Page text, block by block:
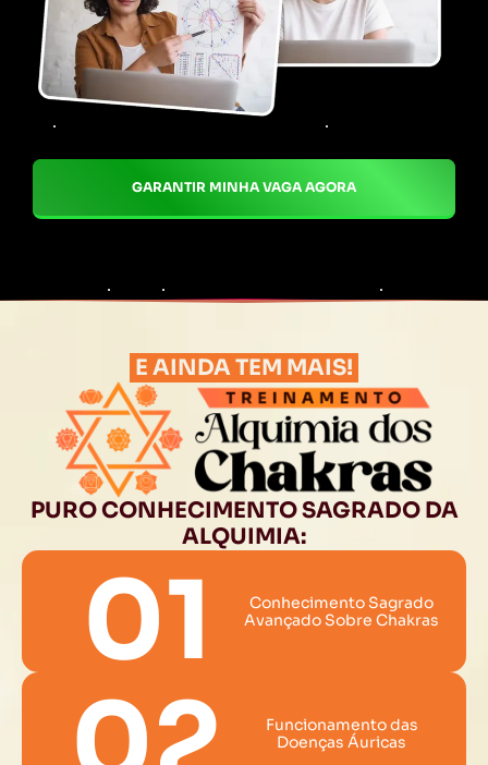
GARANTIR MINHA VAGA AGORA
E AINDA TEM MAIS!
PURO CONHECIMENTO SAGRADO DA
ALQUIMIA:
01
Conhecimento Sagrado
Avançado Sobre Chakras
Funcionamento das
Doenças Áuricas